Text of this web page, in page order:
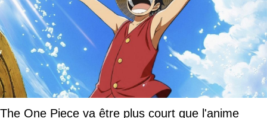
The One Piece va être plus court que l'anime